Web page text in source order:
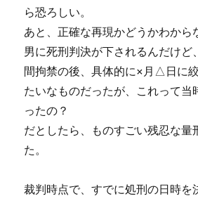
ら恐ろしい。
あと、正確な再現かどうかわから
男に死刑判決が下されるんだけど
間拘禁の後、具体的に×月△日に
たいなものだったが、これって当
ったの？
だとしたら、ものすごい残忍な量
た。
裁判時点で、すでに処刑の日時を